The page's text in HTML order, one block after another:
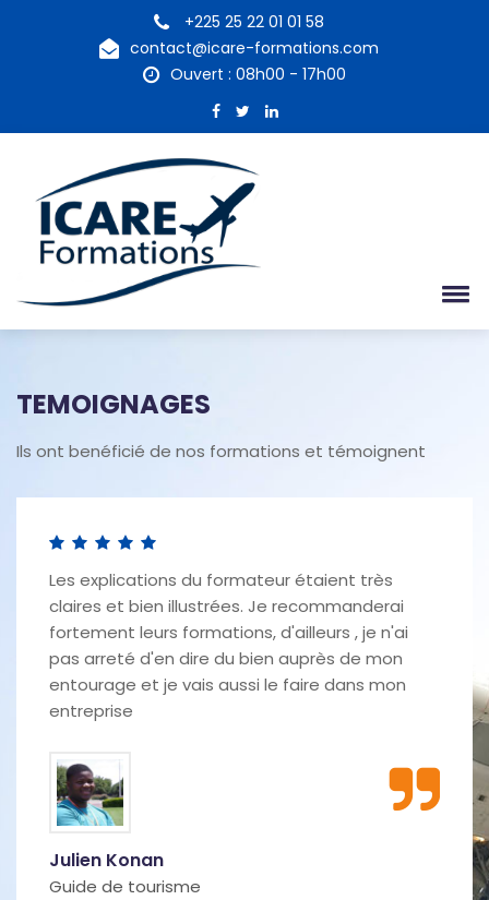
+225 25 22 01 01 58
contact@icare-formations.com
Ouvert : 08h00 - 17h00
TEMOIGNAGES
Ils ont benéficié de nos formations et témoignent
Les explications du formateur étaient très
claires et bien illustrées. Je recommanderai
fortement leurs formations, d'ailleurs , je n'ai
pas arreté d'en dire du bien auprès de mon
entourage et je vais aussi le faire dans mon
entreprise
Julien Konan
Guide de tourisme